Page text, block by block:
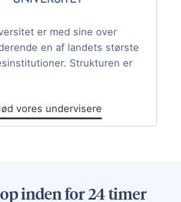
er med sine over
en af landets største
Strukturen er
vores undervisere
inden for 24 timer